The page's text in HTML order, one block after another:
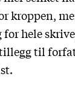
kroppen,
hele
til